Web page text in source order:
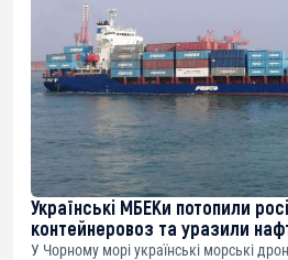
Українські МБЕКи потопили
контейнеровоз та уразили
У Чорному морі українські морські